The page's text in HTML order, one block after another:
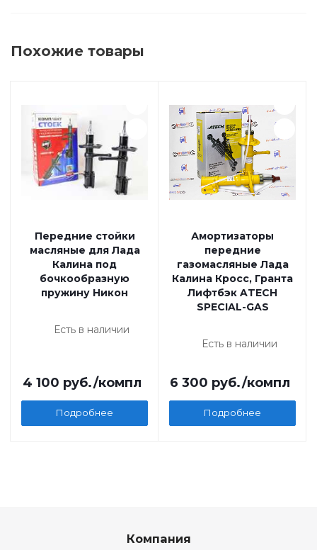
Похожие товары
Передние стойки
масляные для Лада
Калина под
бочкообразную
пружину Никон
Есть в наличии
4 100 руб./компл
Подробнее
Амортизаторы
передние
газомасляные Лада
Калина Кросс, Гранта
Лифтбэк ATECH
SPECIAL-GAS
Есть в наличии
6 300 руб./компл
Подробнее
Компания